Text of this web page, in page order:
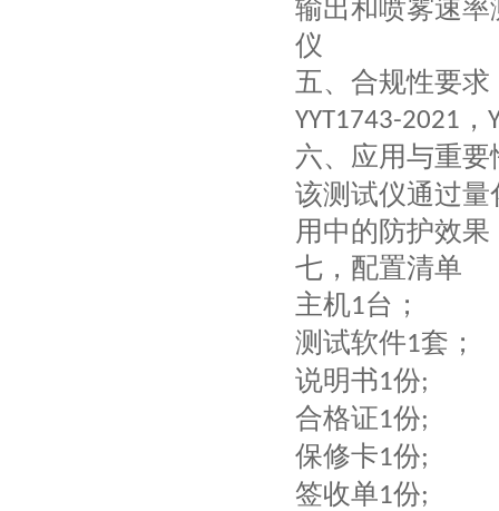
五、 合规性要求
YYT1743-2021 ，
六、 应用与重要
该测试仪通过
用中的防护效
七，配置清单
主机1台；
测试软件1套；
说明书1份;
合格证1份;
保修卡1份;
签收单1份;